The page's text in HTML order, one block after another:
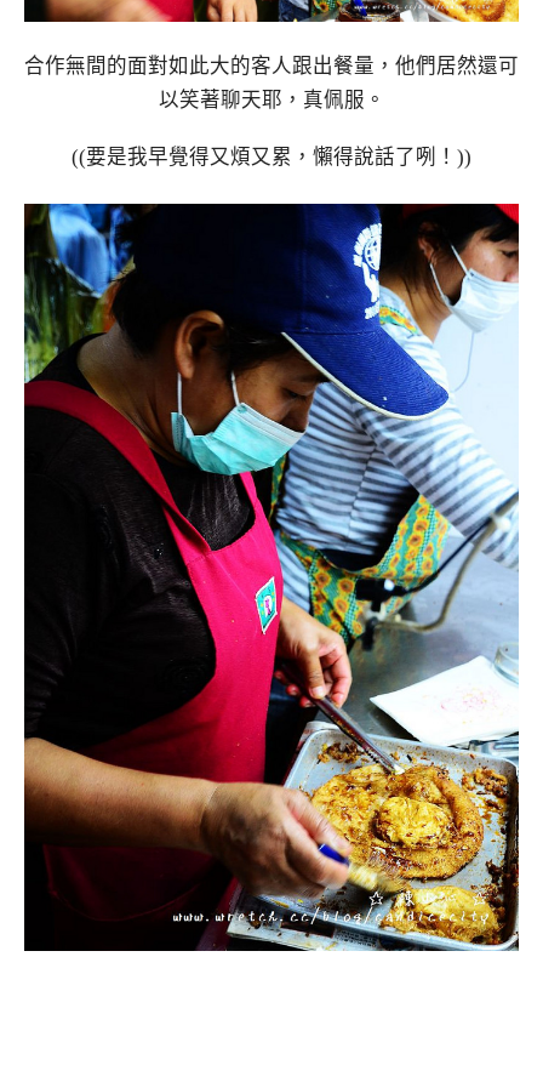
合作無間的面對如此大的客人跟出餐量，他們居然還可
以笑著聊天耶，真佩服。
((要是我早覺得又煩又累，懶得說話了咧！))